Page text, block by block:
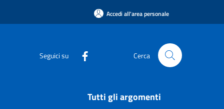
Accedi all'area personale
Seguici su Cerca
Tutti gli argomenti